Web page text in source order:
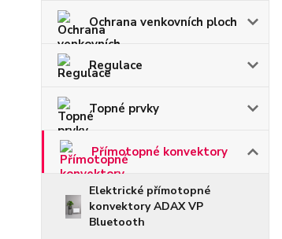
Ochrana venkovních ploch
Regulace
Topné prvky
Přímotopné konvektory
Elektrické přímotopné
konvektory ADAX VP
Bluetooth